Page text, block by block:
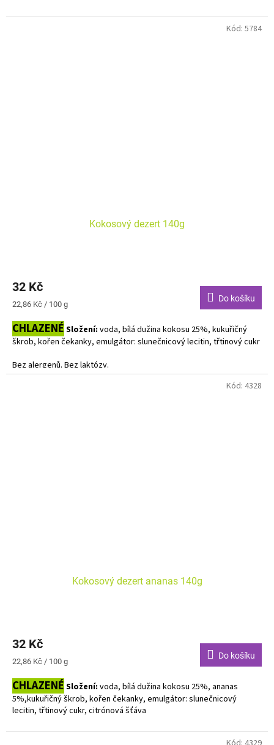
Bez alergenů. Bez lepku. Bez laktózy. Bez kaseinu. Vegan.
Kokosový dezert 140g
32 Kč
Měrná
22,86 Kč / 100 g
Do košíku
CHLAZENÉ Složení: voda, bílá dužina kokosu 25%, kukuřičný
škrob, kořen čekanky, emulgátor: slunečnicový lecitin, třtinový cukr
Bez alergenů. Bez laktózy.
Dodavatel: Natural Jihlava - přijíždí liché čtvrtky a sudé pátky.
Kód: 5784
Kokosový dezert ananas 140g
32 Kč
Měrná
22,86 Kč / 100 g
Do košíku
CHLAZENÉ Složení: voda, bílá dužina kokosu 25%, ananas
5%,kukuřičný škrob, kořen čekanky, emulgátor: slunečnicový
lecitin, třtinový cukr, citrónová šťáva
Bez alergenů. Bez laktózy.
Kód: 4328